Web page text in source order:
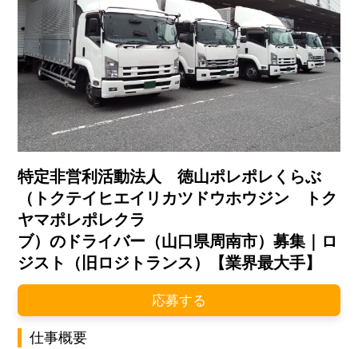
特定非営利活動法人 徳山ポレポレくらぶ
（トクテイヒエイリカツドウホウジン トク
ヤマポレポレクラ
ブ）のドライバー（山口県周南市）募集｜ロ
ジスト（旧ロジトランス）【業界最大手】
応募する
仕事概要